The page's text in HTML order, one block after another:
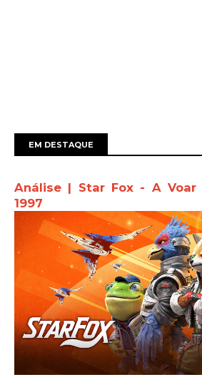
EM DESTAQUE
Análise | Star Fox - A Voar
1997